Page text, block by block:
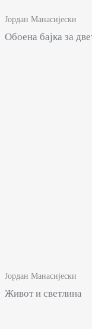
Јордан Манасијески
Обоена бајка за
Јордан Манасијески
Живот и светлина